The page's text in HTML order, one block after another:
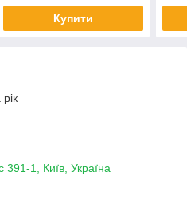
Купити
1, Київ, Україна